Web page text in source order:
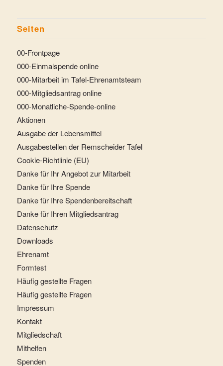
Seiten
00-Frontpage
000-Einmalspende online
000-Mitarbeit im Tafel-Ehrenamtsteam
000-Mitgliedsantrag online
000-Monatliche-Spende-online
Aktionen
Ausgabe der Lebensmittel
Ausgabestellen der Remscheider Tafel
Cookie-Richtlinie (EU)
Danke für Ihr Angebot zur Mitarbeit
Danke für Ihre Spende
Danke für Ihre Spendenbereitschaft
Danke für Ihren Mitgliedsantrag
Datenschutz
Downloads
Ehrenamt
Formtest
Häufig gestellte Fragen
Häufig gestellte Fragen
Impressum
Kontakt
Mitgliedschaft
Mithelfen
Spenden